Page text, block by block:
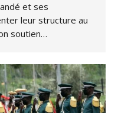
et ses
leur structure au
soutien…